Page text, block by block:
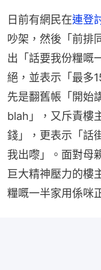
日前有網民在連登
吵架，然後「前排
出「話要我份糧嘅
絕，並表示「最多
先是翻舊帳「開始
blah」，又斥責樓
錢」，更表示「話
我出嚟」。面對母
巨大精神壓力的樓
糧嘅一半家用係咪